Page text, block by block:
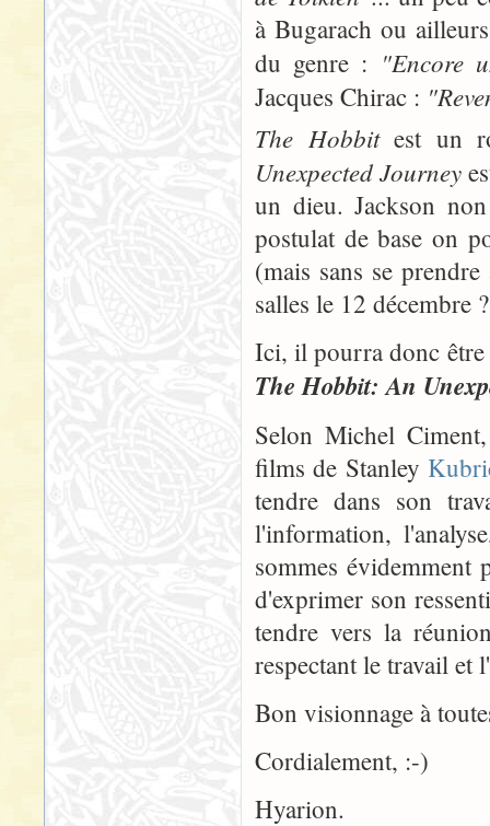
à Bugarach ou
du genre : "Encore
Jacques Chirac :
The Hobbitest un
Unexpected Journey
un dieu. Jackson
postulat de base on
(mais sans se
salles le 12 décembre
Ici, il pourra donc être
The Hobbit: An
Selon Michel
films de Stanley
tendre dans son
l'information,
sommes évidemment
d'exprimer son
tendre vers la
respectant le travail et
Bon visionnage à
Cordialement, :-)
Hyarion.